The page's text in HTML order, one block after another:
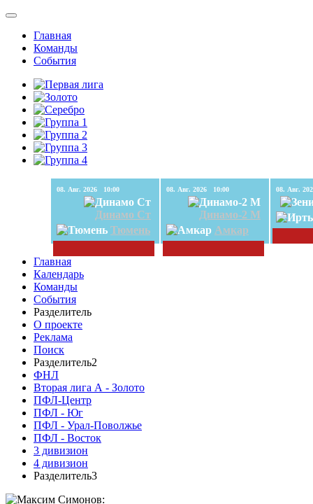
Главная
Команды
События
08. Авг. 2026 10:00
Динамо Ст
Тюмень
08. Авг. 2026 10:00
Динамо-2 М
Амкар
Главная
Календарь
Команды
События
Разделитель
О проекте
Реклама
Поиск
Разделитель2
ФНЛ
Вторая лига А - Золото
ПФЛ-Центр
ПФЛ - Юг
ПФЛ - Урал-Поволжье
ПФЛ - Восток
3 дивизион
4 дивизион
Разделитель3